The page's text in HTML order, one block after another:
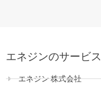
エネジンのサービス
エネジン 株式会社